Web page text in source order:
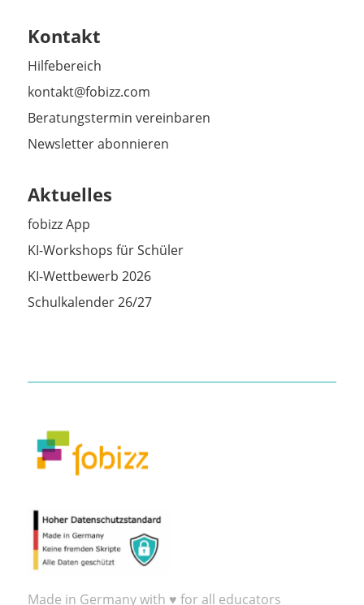
Kontakt
Hilfebereich
kontakt@fobizz.com
Beratungstermin vereinbaren
Newsletter abonnieren
Aktuelles
fobizz App
KI-Workshops für Schüler
KI-Wettbewerb 2026
Schulkalender 26/27
Made in Germany with ♥ for all educators